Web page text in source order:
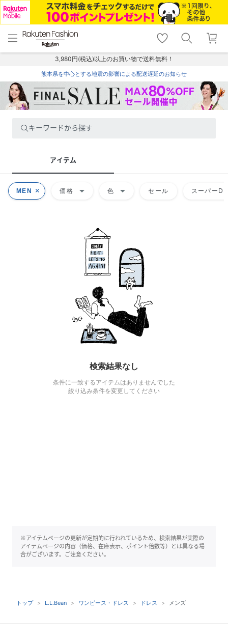
menu home
トップ
shopping_cart lock_outline
ログイン
3,980円(税込)以上のお買い物で送料無料！
熊本県を中心とする地震の影響による配送遅延のお知らせ
キーワードから探す
アイテム
MEN 価格 arrow_drop_down 色 arrow_drop_down セール スーパー
検索結果なし
条件に一致するアイテムはありませんでした
絞り込み条件を変更してください
※アイテムページの更新が定期的に行われているため、検索結果が実際の
アイテムページの内容（価格、在庫表示、ポイント倍数等）とは異なる場
合がございます。ご注意ください。
トップ L.L.Bean ワンピース・ドレス ドレス メンズ